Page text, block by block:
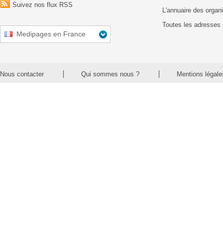
Suivez nos flux RSS
Medipages en France
L'annuaire des
Toutes les adresses
Nous contacter Qui sommes nous ? Mentions